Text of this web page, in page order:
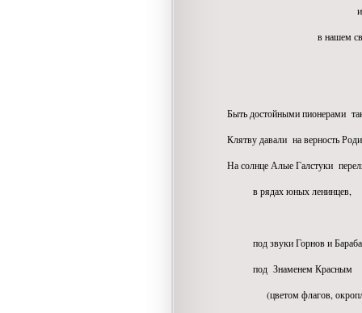
и
в нашем
Быть достойными пионерами
Клятву давали на верность
На солнце Алые Галстуки
в рядах юных ленинцев,
под звуки Горнов и
под Знаменем Красным
(цветом флагов,